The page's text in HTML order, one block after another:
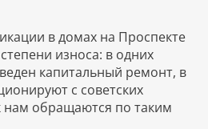
в домах на Проспекте
износа: в одних
капитальный ремонт, в
с советских
нам обращаются по таким